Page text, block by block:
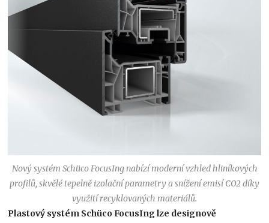
Nový systém Schüco FocusIng nabízí moderní vzhled hliníkových
profilů, skvělé tepelně izolační parametry a snížení emisí CO2 díky
využití recyklovaných materiálů.
Plastový systém Schüco FocusIng lze designově